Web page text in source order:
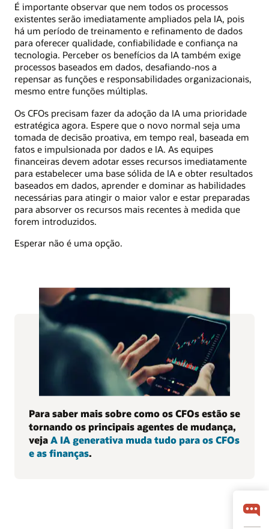
É importante observar que nem todos os processos
existentes serão imediatamente ampliados pela IA, pois
há um período de treinamento ​​e refinamento de dados
para oferecer qualidade, confiabilidade e confiança na
tecnologia. Perceber os benefícios da IA ​​também exige
processos baseados em dados, desafiando-nos a
repensar as funções e responsabilidades organizacionais,
mesmo entre funções múltiplas.
Os CFOs precisam fazer da adoção da IA ​​uma prioridade
estratégica agora. Espere que o novo normal seja uma
tomada de decisão proativa, em tempo real, baseada em
fatos e impulsionada por dados e IA. As equipes
financeiras devem adotar esses recursos imediatamente
para estabelecer uma base sólida de IA e obter resultados
baseados em dados, aprender e dominar as habilidades
necessárias para atingir o maior valor e estar preparadas
para absorver os recursos mais recentes à medida que
forem introduzidos.
Esperar não é uma opção.
Para saber mais sobre como os CFOs estão se
tornando os principais agentes de mudança,
vejaA IA generativa muda tudo para os CFOs
e as finanças.